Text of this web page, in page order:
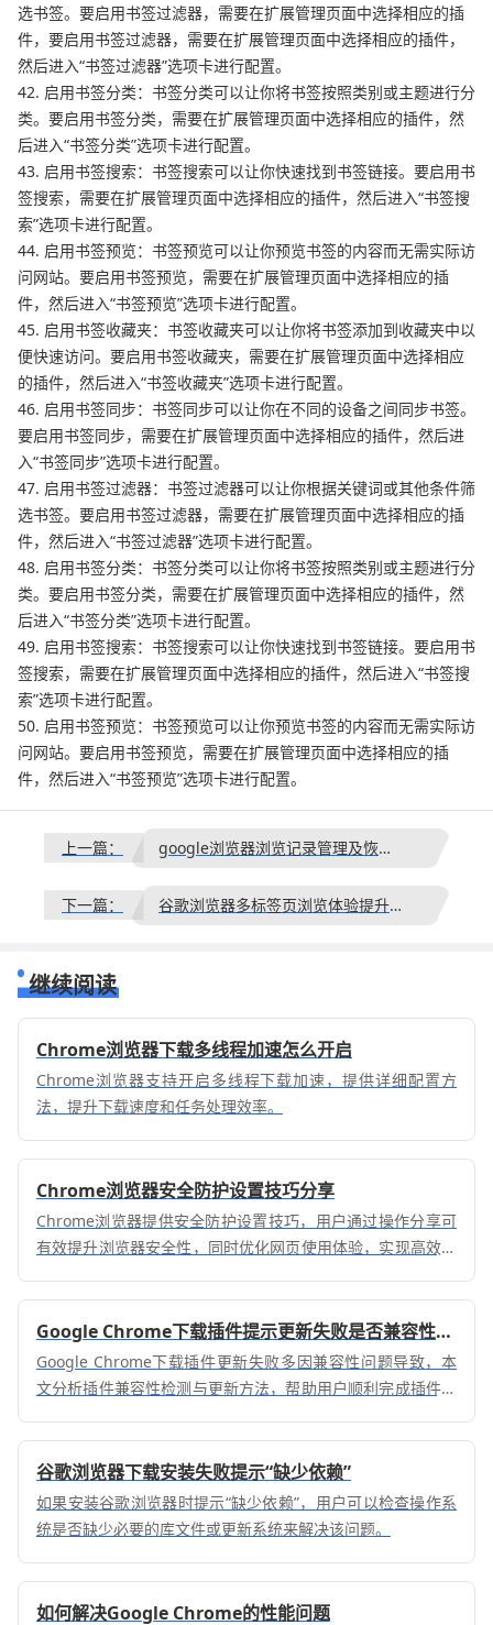
选书签。要启用书签过滤器，需要在扩展管理页面中选择相应的插
件，要启用书签过滤器，需要在扩展管理页面中选择相应的插件，
然后进入“书签过滤器”选项卡进行配置。
42. 启用书签分类：书签分类可以让你将书签按照类别或主题进行分
类。要启用书签分类，需要在扩展管理页面中选择相应的插件，然
后进入“书签分类”选项卡进行配置。
43. 启用书签搜索：书签搜索可以让你快速找到书签链接。要启用书
签搜索，需要在扩展管理页面中选择相应的插件，然后进入“书签搜
索”选项卡进行配置。
44. 启用书签预览：书签预览可以让你预览书签的内容而无需实际访
问网站。要启用书签预览，需要在扩展管理页面中选择相应的插
件，然后进入“书签预览”选项卡进行配置。
45. 启用书签收藏夹：书签收藏夹可以让你将书签添加到收藏夹中以
便快速访问。要启用书签收藏夹，需要在扩展管理页面中选择相应
的插件，然后进入“书签收藏夹”选项卡进行配置。
46. 启用书签同步：书签同步可以让你在不同的设备之间同步书签。
要启用书签同步，需要在扩展管理页面中选择相应的插件，然后进
入“书签同步”选项卡进行配置。
47. 启用书签过滤器：书签过滤器可以让你根据关键词或其他条件筛
选书签。要启用书签过滤器，需要在扩展管理页面中选择相应的插
件，然后进入“书签过滤器”选项卡进行配置。
48. 启用书签分类：书签分类可以让你将书签按照类别或主题进行分
类。要启用书签分类，需要在扩展管理页面中选择相应的插件，然
后进入“书签分类”选项卡进行配置。
49. 启用书签搜索：书签搜索可以让你快速找到书签链接。要启用书
签搜索，需要在扩展管理页面中选择相应的插件，然后进入“书签搜
索”选项卡进行配置。
50. 启用书签预览：书签预览可以让你预览书签的内容而无需实际访
问网站。要启用书签预览，需要在扩展管理页面中选择相应的插
件，然后进入“书签预览”选项卡进行配置。
上一篇： google浏览器浏览记录管理及恢复方法
下一篇： 谷歌浏览器多标签页浏览体验提升操作全攻略
继续阅读
Chrome浏览器下载多线程加速怎么开启
Chrome浏览器支持开启多线程下载加速，提供详细配置方
法，提升下载速度和任务处理效率。
Chrome浏览器安全防护设置技巧分享
Chrome浏览器提供安全防护设置技巧，用户通过操作分享可
有效提升浏览器安全性，同时优化网页使用体验，实现高效安
Google Chrome下载插件提示更新失败是否兼容性问题
Google Chrome下载插件更新失败多因兼容性问题导致，本
文分析插件兼容性检测与更新方法，帮助用户顺利完成插件升
谷歌浏览器下载安装失败提示“缺少依赖”
如果安装谷歌浏览器时提示“缺少依赖”，用户可以检查操作系
统是否缺少必要的库文件或更新系统来解决该问题。
如何解决Google Chrome的性能问题